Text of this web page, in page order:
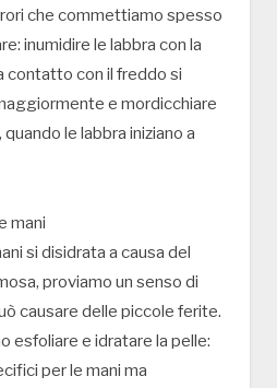
che commettiamo spesso
inumidire le labbra con la
contatto con il freddo si
e mordicchiare
le labbra iniziano a
mani
si disidrata a causa del
proviamo un senso di
causare delle piccole ferite.
esfoliare e idratare la pelle:
per le mani ma